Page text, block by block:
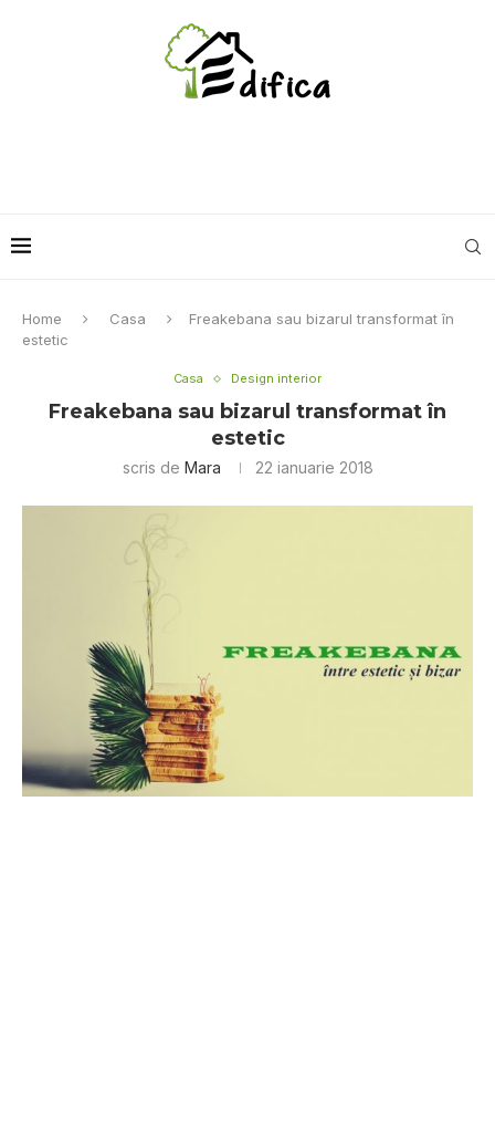
Home Casa
Freakebana sau bizarul transformat în
estetic
Casa Design interior
Freakebana sau bizarul transformat în
estetic
scris de Mara 22 ianuarie 2018